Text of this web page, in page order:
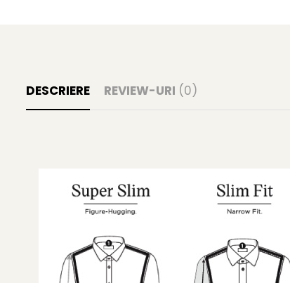
DESCRIERE REVIEW-URI (0)